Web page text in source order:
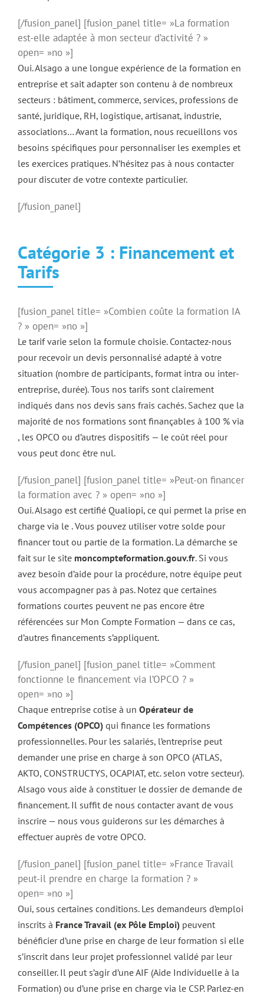
[/fusion_panel] [fusion_panel title= »La formation
est-elle adaptée à mon secteur d’activité ? »
open= »no »]
Oui. Alsago a une longue expérience de la formation en
entreprise et sait adapter son contenu à de nombreux
secteurs : bâtiment, commerce, services, professions de
santé, juridique, RH, logistique, artisanat, industrie,
associations… Avant la formation, nous recueillons vos
besoins spécifiques pour personnaliser les exemples et
les exercices pratiques. N’hésitez pas à nous contacter
pour discuter de votre contexte particulier.
[/fusion_panel]
Catégorie 3 : Financement et
Tarifs
[fusion_panel title= »Combien coûte la formation IA
? » open= »no »]
Le tarif varie selon la formule choisie. Contactez-nous
pour recevoir un devis personnalisé adapté à votre
situation (nombre de participants, format intra ou inter-
entreprise, durée). Tous nos tarifs sont clairement
indiqués dans nos devis sans frais cachés. Sachez que la
majorité de nos formations sont finançables à 100 % via
, les OPCO ou d’autres dispositifs — le coût réel pour
vous peut donc être nul.
[/fusion_panel] [fusion_panel title= »Peut-on financer
la formation avec ? » open= »no »]
Oui. Alsago est certifié Qualiopi, ce qui permet la prise en
charge via le . Vous pouvez utiliser votre solde pour
financer tout ou partie de la formation. La démarche se
fait sur le site moncompteformation.gouv.fr. Si vous
avez besoin d’aide pour la procédure, notre équipe peut
vous accompagner pas à pas. Notez que certaines
formations courtes peuvent ne pas encore être
référencées sur Mon Compte Formation — dans ce cas,
d’autres financements s’appliquent.
[/fusion_panel] [fusion_panel title= »Comment
fonctionne le financement via l’OPCO ? »
open= »no »]
Chaque entreprise cotise à un Opérateur de
Compétences (OPCO)qui finance les formations
professionnelles. Pour les salariés, l’entreprise peut
demander une prise en charge à son OPCO (ATLAS,
AKTO, CONSTRUCTYS, OCAPIAT, etc. selon votre secteur).
Alsago vous aide à constituer le dossier de demande de
financement. Il suffit de nous contacter avant de vous
inscrire — nous vous guiderons sur les démarches à
effectuer auprès de votre OPCO.
[/fusion_panel] [fusion_panel title= »France Travail
peut-il prendre en charge la formation ? »
open= »no »]
Oui, sous certaines conditions. Les demandeurs d’emploi
inscrits à France Travail (ex Pôle Emploi)peuvent
bénéficier d’une prise en charge de leur formation si elle
s’inscrit dans leur projet professionnel validé par leur
conseiller. Il peut s’agir d’une AIF (Aide Individuelle à la
Formation) ou d’une prise en charge via le CSP. Parlez-en